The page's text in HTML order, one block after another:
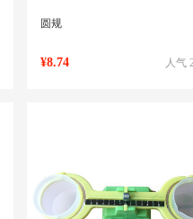
圆规
人气
¥8.74